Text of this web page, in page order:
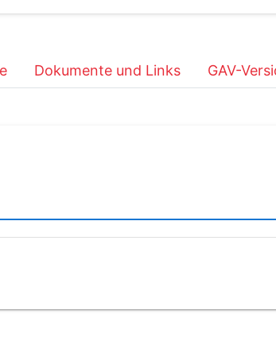
Dokumente und Links GAV-